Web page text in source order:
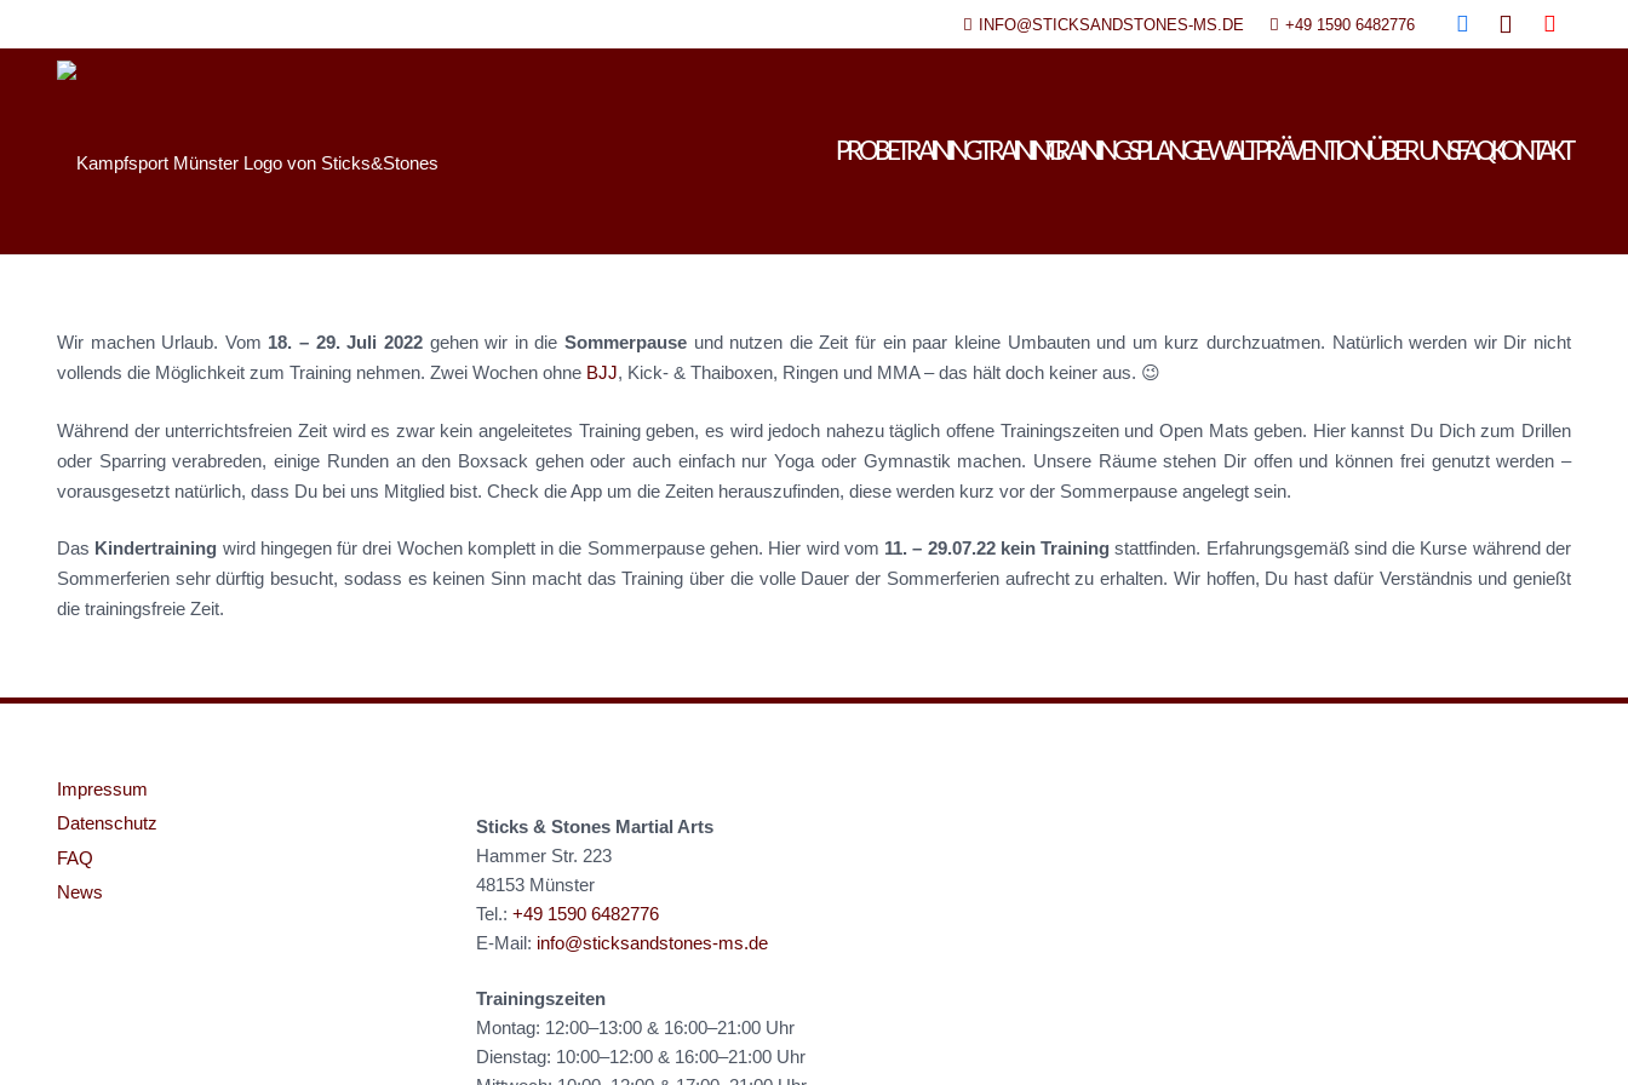
INFO@STICKSANDSTONES-MS.DE +49 1590 6482776
PROBETRAININGTRAININGTRAININGSPLANGEWALTPRÄVENTIONÜBER UNSFAQKONTAKT
Wir machen Urlaub. Vom 18. – 29. Juli 2022gehen wir in die Sommerpauseund nutzen die Zeit für ein paar kleine Umbauten und um kurz durchzuatmen. Natürlich werden wir Dir nicht
vollends die Möglichkeit zum Training nehmen. Zwei Wochen ohne BJJ, Kick- & Thaiboxen, Ringen und MMA – das hält doch keiner aus. 😉
Während der unterrichtsfreien Zeit wird es zwar kein angeleitetes Training geben, es wird jedoch nahezu täglich offene Trainingszeiten und Open Mats geben. Hier kannst Du Dich zum Drillen
oder Sparring verabreden, einige Runden an den Boxsack gehen oder auch einfach nur Yoga oder Gymnastik machen. Unsere Räume stehen Dir offen und können frei genutzt werden –
vorausgesetzt natürlich, dass Du bei uns Mitglied bist. Check die App um die Zeiten herauszufinden, diese werden kurz vor der Sommerpause angelegt sein.
Das Kindertraining wird hingegen für drei Wochen komplett in die Sommerpause gehen. Hier wird vom 11. – 29.07.22 kein Training stattfinden. Erfahrungsgemäß sind die Kurse während der
Sommerferien sehr dürftig besucht, sodass es keinen Sinn macht das Training über die volle Dauer der Sommerferien aufrecht zu erhalten. Wir hoffen, Du hast dafür Verständnis und genießt
die trainingsfreie Zeit.
Impressum
Datenschutz
FAQ
News
Sticks & Stones Martial Arts
Hammer Str. 223
48153 Münster
Tel.:+49 1590 6482776
E-Mail: info@sticksandstones-ms.de
Trainingszeiten
Montag: 12:00–13:00 & 16:00–21:00 Uhr
Dienstag: 10:00–12:00 & 16:00–21:00 Uhr